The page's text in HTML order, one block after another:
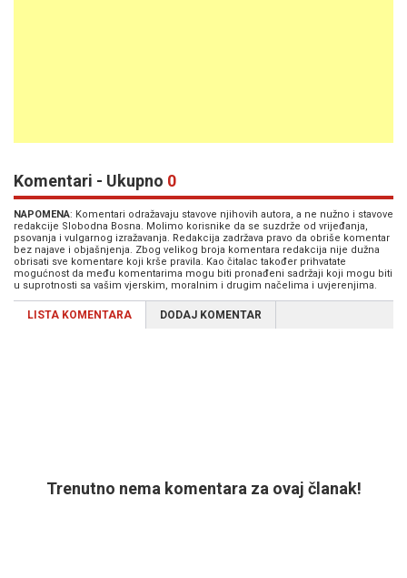
Komentari - Ukupno 0
NAPOMENA: Komentari odražavaju stavove njihovih autora, a ne nužno i stavove
redakcije Slobodna Bosna. Molimo korisnike da se suzdrže od vrijeđanja,
psovanja i vulgarnog izražavanja. Redakcija zadržava pravo da obriše komentar
bez najave i objašnjenja. Zbog velikog broja komentara redakcija nije dužna
obrisati sve komentare koji krše pravila. Kao čitalac također prihvatate
mogućnost da među komentarima mogu biti pronađeni sadržaji koji mogu biti
u suprotnosti sa vašim vjerskim, moralnim i drugim načelima i uvjerenjima.
LISTA KOMENTARA DODAJ KOMENTAR
Trenutno nema komentara za ovaj članak!